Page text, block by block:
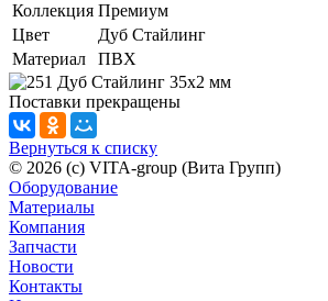
Коллекция Премиум
Цвет
Дуб Стайлинг
Материал
ПВХ
Поставки прекращены
Вернуться к списку
© 2026 (c) VITA-group (Вита Групп)
Оборудование
Материалы
Компания
Запчасти
Новости
Контакты